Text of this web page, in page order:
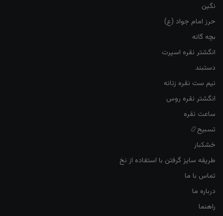
نگین
حرز امام جواد (ع)
بچه گانه
انگشتر نقره اسپرت
دستبند
نیم ست نقره زنانه
انگشتر نقره روس
ساعت نقره
تسبیح📿
خشکبار
طریقه سایز گرفتن با استفاده از نخ
تماس با ما
درباره ما
راهنما